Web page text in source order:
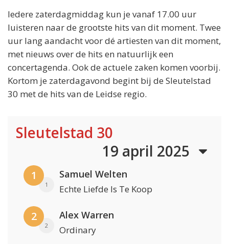
Iedere zaterdagmiddag kun je vanaf 17.00 uur
luisteren naar de grootste hits van dit moment. Twee
uur lang aandacht voor dé artiesten van dit moment,
met nieuws over de hits en natuurlijk een
concertagenda. Ook de actuele zaken komen voorbij.
Kortom je zaterdagavond begint bij de Sleutelstad
30 met de hits van de Leidse regio.
Sleutelstad 30
19 april 2025
1
1
Samuel Welten
Echte Liefde Is Te Koop
2
2
Alex Warren
Ordinary